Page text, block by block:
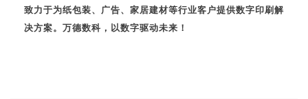
致力于为纸包装、广告、家居建材等行业客户提供数字印刷解
决方案。万德数科，以数字驱动未来！